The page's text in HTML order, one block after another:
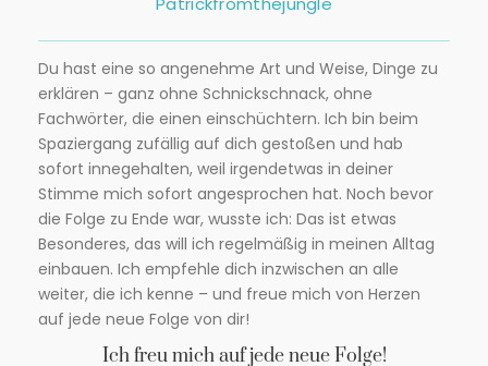
Du hast eine so angenehme Art und Weise, Dinge zu
erklären – ganz ohne Schnickschnack, ohne
Fachwörter, die einen einschüchtern. Ich bin beim
Spaziergang zufällig auf dich gestoßen und hab
sofort innegehalten, weil irgendetwas in deiner
Stimme mich sofort angesprochen hat. Noch bevor
die Folge zu Ende war, wusste ich: Das ist etwas
Besonderes, das will ich regelmäßig in meinen Alltag
einbauen. Ich empfehle dich inzwischen an alle
weiter, die ich kenne – und freue mich von Herzen
auf jede neue Folge von dir!
Ich freu mich auf jede neue Folge!